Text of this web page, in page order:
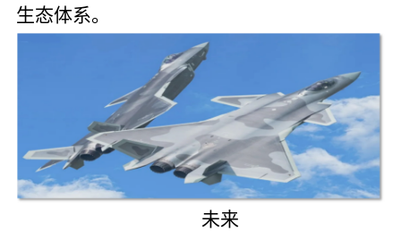
生态体系。
未来